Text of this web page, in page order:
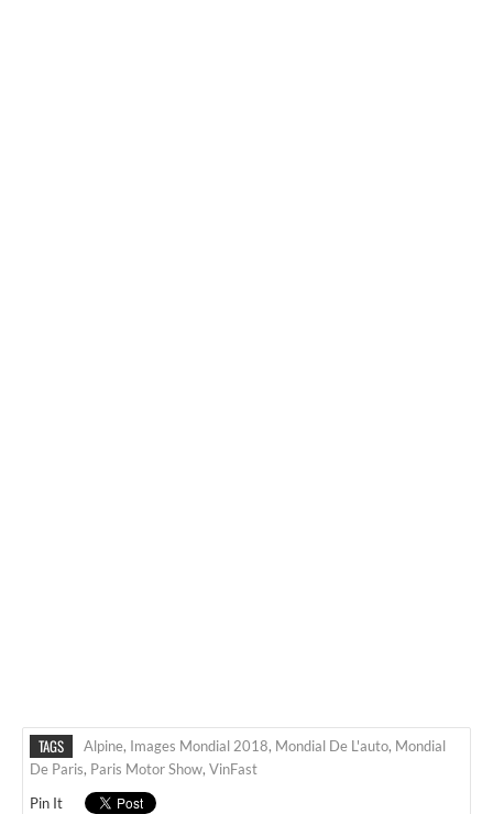
TAGS Alpine, Images Mondial 2018, Mondial De L'auto, Mondial
De Paris, Paris Motor Show, VinFast
Pin It